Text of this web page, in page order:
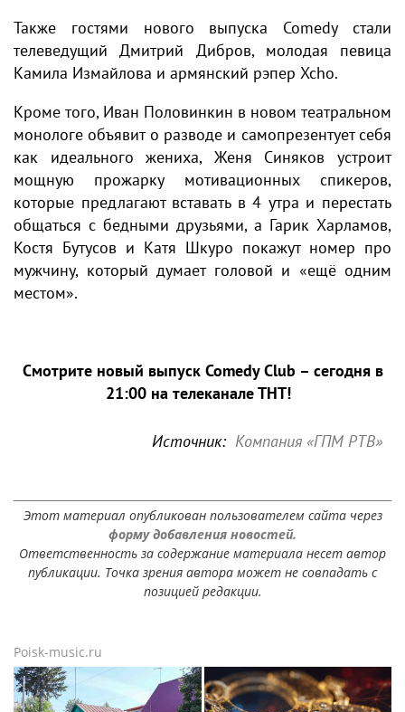
Также гостями нового выпуска Comedy стали
телеведущий Дмитрий Дибров, молодая певица
Камила Измайлова и армянский рэпер Xcho.
Кроме того, Иван Половинкин в новом театральном
монологе объявит о разводе и самопрезентует себя
как идеального жениха, Женя Синяков устроит
мощную прожарку мотивационных спикеров,
которые предлагают вставать в 4 утра и перестать
общаться с бедными друзьями, а Гарик Харламов,
Костя Бутусов и Катя Шкуро покажут номер про
мужчину, который думает головой и «ещё одним
местом».
Смотрите новый выпуск Comedy Club – сегодня в
21:00 на телеканале ТНТ!
Источник: Компания «ГПМ РТВ»
Этот материал опубликован пользователем сайта через
форму добавления новостей.
Ответственность за содержание материала несет автор
публикации. Точка зрения автора может не совпадать с
позицией редакции.
Poisk-music.ru